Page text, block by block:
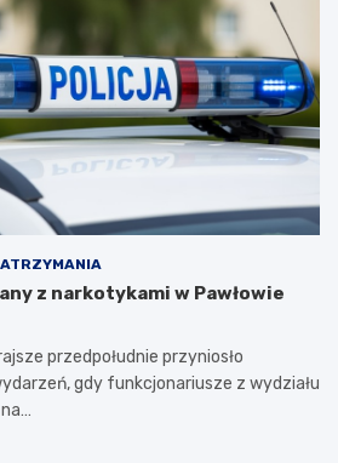
z narkotykami w Pawłowie
przedpołudnie przyniosło
gdy funkcjonariusze z wydziału